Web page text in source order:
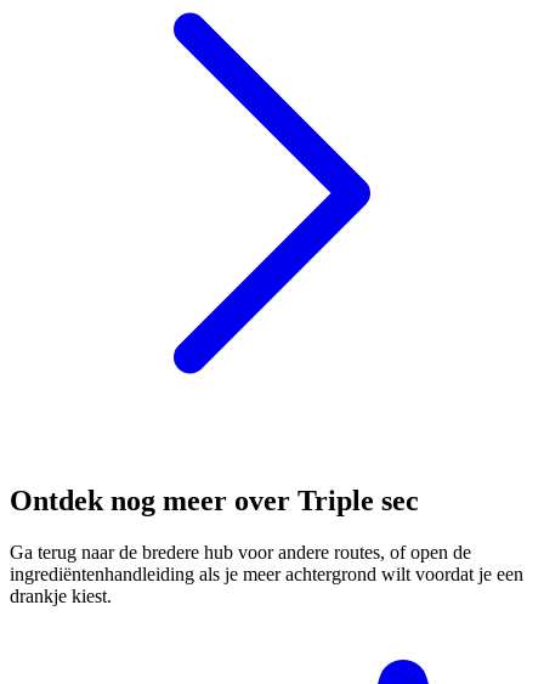
Ontdek nog meer over Triple sec
Ga terug naar de bredere hub voor andere routes, of open de
ingrediëntenhandleiding als je meer achtergrond wilt voordat je een
drankje kiest.